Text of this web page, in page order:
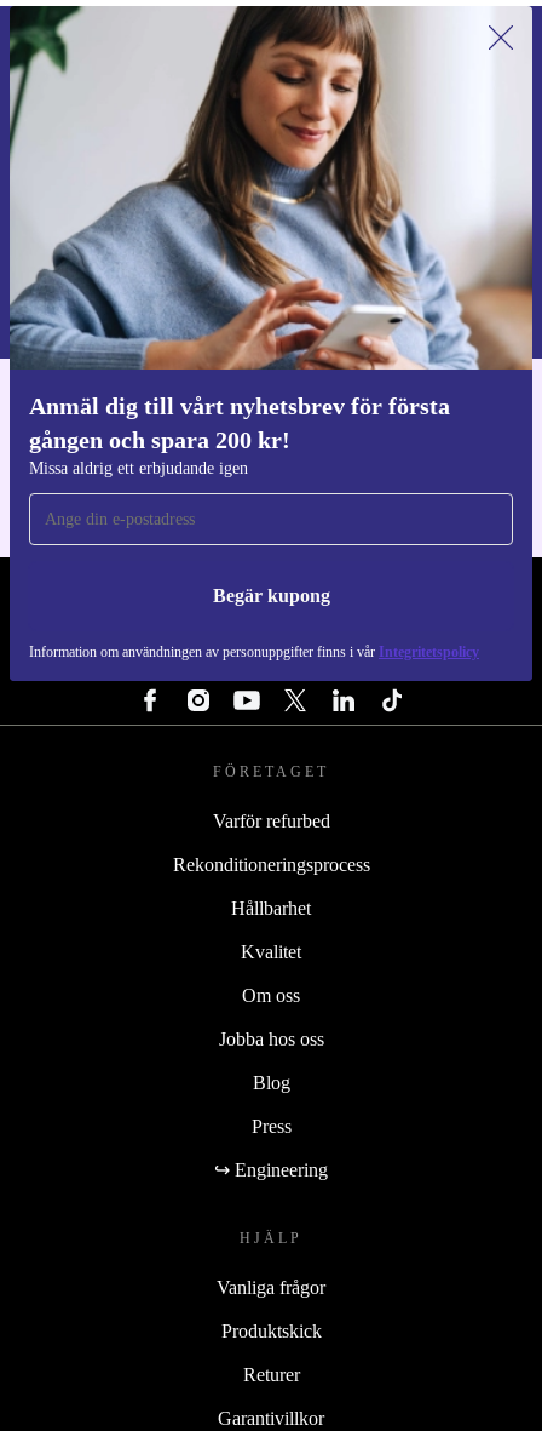
Anmäl dig till vårt nyhetsbrev för första
gången och spara 200 kr!
Missa aldrig ett erbjudande igen
Begär kupong
Information om användningen av personuppgifter finns i vår Integritetspolicy
Anmäl dig till vårt nyhetsbrev för
första gången och spara 200 kr!
Missa aldrig ett erbjudande igen.
Begär kupong
Information om användningen av personuppgifter finns i vår
Integritetspolicy
Ladda ner refurbed appen
För iOS och Android
REFURBED SVERIGE - RETHINK NEW.
FÖLJ OSS
FÖRETAGET
Varför refurbed
Rekonditioneringsprocess
Hållbarhet
Kvalitet
Om oss
Jobba hos oss
Blog
Press
↪ Engineering
HJÄLP
Vanliga frågor
Produktskick
Returer
Garantivillkor